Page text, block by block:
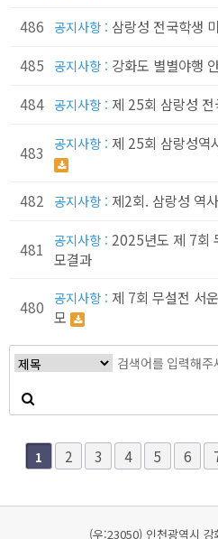
486
공지사항 : 삼랑성 전국학생
485 공지사항 : 강화도 별별야행
484
공지사항 : 제 25회 삼랑성
483 공지사항 : 제 25회 삼랑성역
482 공지사항 : 제2회. 삼랑성 역
481 공지사항 : 2025년도 제 7회
모결과
480 공지사항 : 제 7회 무설전 서
모
1 2 3 4 5 6
(우:23050) 인천광역시